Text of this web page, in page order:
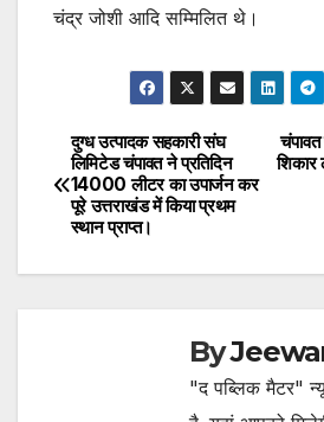
चंद्र जोशी आदि सम्मिलित थे।
Post
navigation
शिकार
दुग्ध उत्पादक सहकारी संघ
लिमिटेड चंपावत ने प्रतिदिन
14000 लीटर का उपार्जन कर
पूरे उत्तराखंड में किया प्रथम
स्थान प्राप्त।
By
"द पब्लिक मैटर"